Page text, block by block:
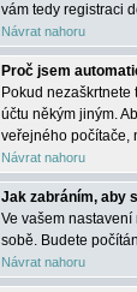
vám tedy registraci
Návrat nahoru
Proč jsem
Pokud nezaškrtnete
účtu někým jiným.
veřejného počítače,
Návrat nahoru
Jak zabráním, aby
Ve vašem
sobě. Budete
Návrat nahoru